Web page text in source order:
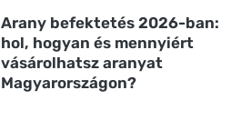
Arany befektetés 2026-ban:
hol, hogyan és mennyiért
vásárolhatsz aranyat
Magyarországon?